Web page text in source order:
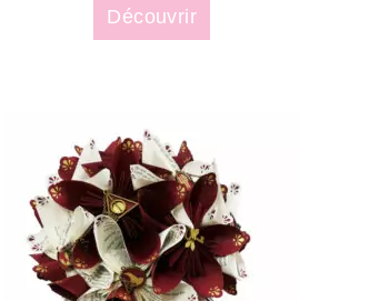
Découvrir